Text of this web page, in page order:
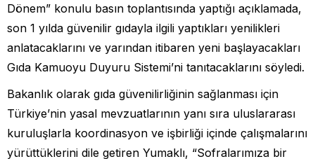
Dönem” konulu basın toplantısında yaptığı açıklamada,
son 1 yılda güvenilir gıdayla ilgili yaptıkları yenilikleri
anlatacaklarını ve yarından itibaren yeni başlayacakları
Gıda Kamuoyu Duyuru Sistemi’ni tanıtacaklarını söyledi.
Bakanlık olarak gıda güvenilirliğinin sağlanması için
Türkiye’nin yasal mevzuatlarının yanı sıra uluslararası
kuruluşlarla koordinasyon ve işbirliği içinde çalışmalarını
yürüttüklerini dile getiren Yumaklı, “Sofralarımıza bir